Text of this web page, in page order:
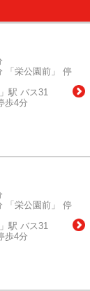
「栄公園前」 停
駅 バス31
歩4分
「栄公園前」 停
駅 バス31
歩4分